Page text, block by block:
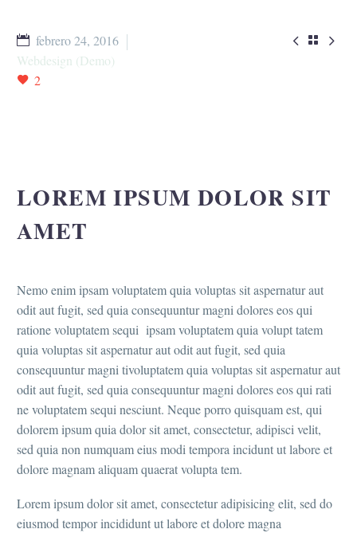
  
febrero 24, 2016
Webdesign (Demo)
2
LOREM IPSUM DOLOR SIT
AMET
Nemo enim ipsam voluptatem quia voluptas sit aspernatur aut
odit aut fugit, sed quia consequuntur magni dolores eos qui
ratione voluptatem sequi ipsam voluptatem quia volupt tatem
quia voluptas sit aspernatur aut odit aut fugit, sed quia
consequuntur magni tivoluptatem quia voluptas sit aspernatur aut
odit aut fugit, sed quia consequuntur magni dolores eos qui rati
ne voluptatem sequi nesciunt. Neque porro quisquam est, qui
dolorem ipsum quia dolor sit amet, consectetur, adipisci velit,
sed quia non numquam eius modi tempora incidunt ut labore et
dolore magnam aliquam quaerat volupta tem.
Lorem ipsum dolor sit amet, consectetur adipisicing elit, sed do
eiusmod tempor incididunt ut labore et dolore magna